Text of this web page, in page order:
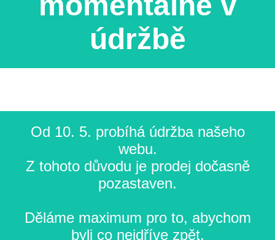
údržbě
Od 10. 5. probíhá údržba našeho
webu.
Z tohoto důvodu je prodej dočasně
pozastaven.
Děláme maximum pro to, abychom
byli co nejdříve zpět.